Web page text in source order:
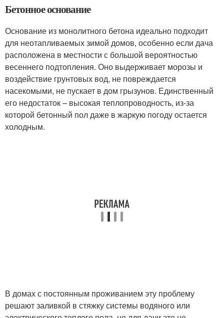
Бетонное основание
Основание из монолитного бетона идеально подходит
для неотапливаемых зимой домов, особенно если дача
расположена в местности с большой вероятностью
весеннего подтопления. Оно выдерживает морозы и
воздействие грунтовых вод, не повреждается
насекомыми, не пускает в дом грызунов. Единственный
его недостаток – высокая теплопроводность, из-за
которой бетонный пол даже в жаркую погоду остается
холодным.
В домах с постоянным проживанием эту проблему
решают заливкой в стяжку системы водяного или